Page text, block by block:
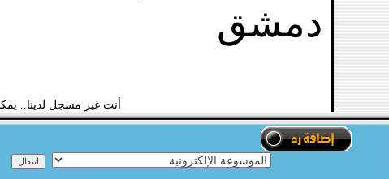
دمشق
أنت غير مسجل لدينا..